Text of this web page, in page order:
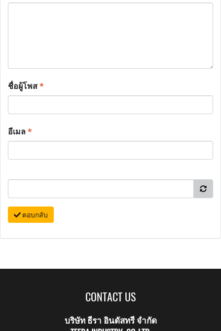
ชื่อผู้โพส*
อีเมล*
ตอบกลับ
CONTACT US
บริษัท ธีรา อินดัสทรี จำกัด